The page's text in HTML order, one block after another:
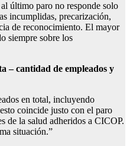
último paro no responde solo
incumplidas, precarización,
de reconocimiento. El mayor
siempre sobre los
– cantidad de empleados y
en total, incluyendo
coincide justo con el paro
de la salud adheridos a CICOP.
situación.”